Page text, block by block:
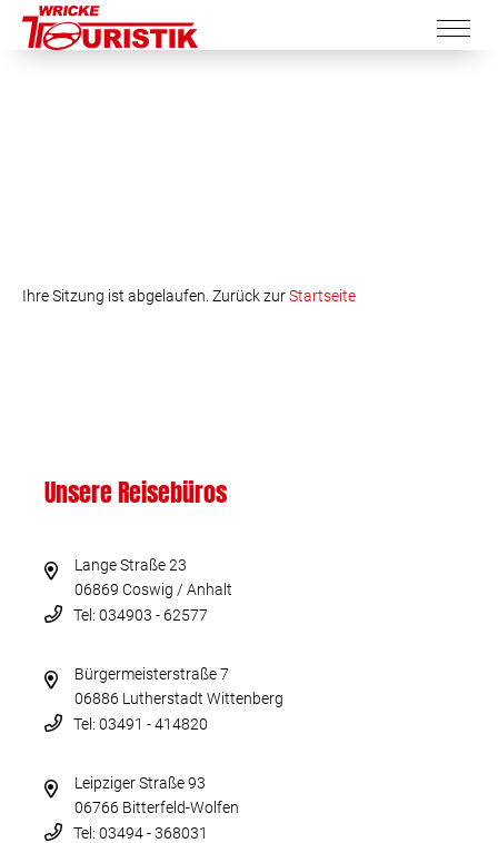
Ihre Sitzung ist abgelaufen. Zurück zurStartseite
Unsere Reisebüros
Lange Straße 23
06869 Coswig / Anhalt
Tel: 034903 - 62577
Bürgermeisterstraße 7
06886 Lutherstadt Wittenberg
Tel: 03491 - 414820
Leipziger Straße 93
06766 Bitterfeld-Wolfen
Tel: 03494 - 368031